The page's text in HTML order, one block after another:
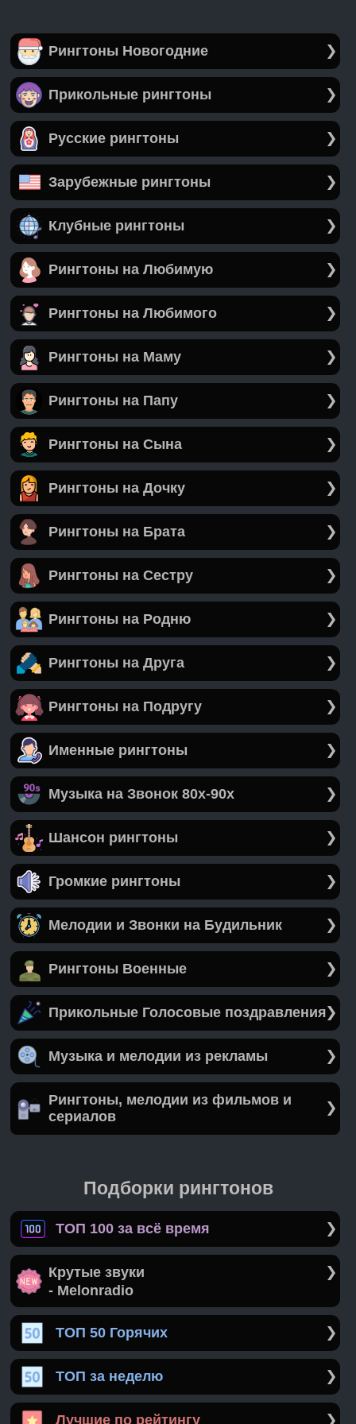
Рингтоны Новогодние
Прикольные рингтоны
Русские рингтоны
Зарубежные рингтоны
Клубные рингтоны
Рингтоны на Любимую
Рингтоны на Любимого
Рингтоны на Маму
Рингтоны на Папу
Рингтоны на Сына
Рингтоны на Дочку
Рингтоны на Брата
Рингтоны на Сестру
Рингтоны на Родню
Рингтоны на Друга
Рингтоны на Подругу
Именные рингтоны
Музыка на Звонок 80х-90х
Шансон рингтоны
Громкие рингтоны
Мелодии и Звонки на Будильник
Рингтоны Военные
Прикольные Голосовые поздравления
Музыка и мелодии из рекламы
Рингтоны, мелодии из фильмов и
сериалов
Подборки рингтонов
ТОП 100 за всё время
Крутые звуки
- Melonradio
ТОП 50 Горячих
ТОП за неделю
Лучшие по рейтингу